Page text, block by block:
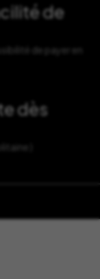
de
de payer en
dès
)